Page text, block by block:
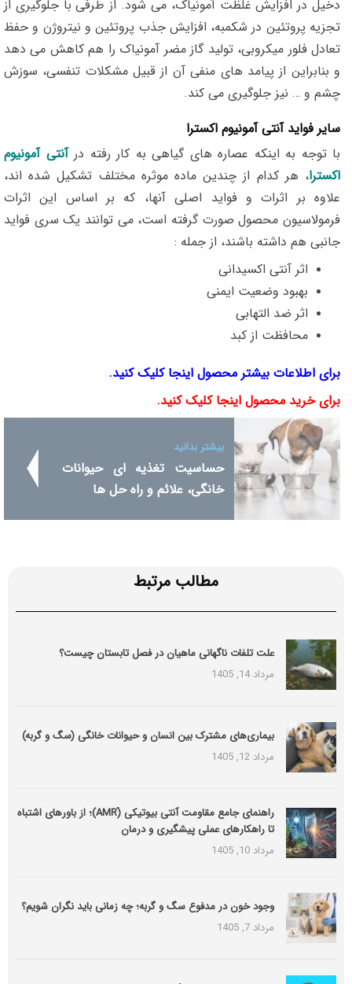
دخیل در افزایش غلظت آمونیاک، می شود. از طرفی با جلوگیری از
تجزیه پروتئین در شکمبه، افزایش جذب پروتئین و نیتروژن و حفظ
تعادل فلور میکروبی، تولید گاز مضر آمونیاک را هم کاهش می دهد
و بنابراین از پیامد های منفی آن از قبیل مشکلات تنفسی، سوزش
چشم و … نیز جلوگیری می کند.
سایر فواید آنتی آمونیوم اکسترا
با توجه به اینکه عصاره های گیاهی به کار رفته در آنتی آمونیوم
اکسترا، هر کدام از چندین ماده موثره مختلف تشکیل شده اند،
علاوه بر اثرات و فواید اصلی آنها، که بر اساس این اثرات
فرمولاسیون محصول صورت گرفته است، می توانند یک سری فواید
جانبی هم داشته باشند، از جمله :
اثر آنتی اکسیدانی
بهبود وضعیت ایمنی
اثر ضد التهابی
محافظت از کبد
برای اطلاعات بیشتر محصول اینجا کلیک کنید.
برای خرید محصول اینجا کلیک کنید.
بیشتر بدانید
حساسیت تغذیه ای حیوانات
خانگی، علائم و راه حل ها
مطالب مرتبط
علت تلفات ناگهانی ماهیان در فصل تابستان چیست؟
مرداد 14, 1405
بیماری‌های مشترک بین انسان و حیوانات خانگی (سگ و گربه)
مرداد 12, 1405
راهنمای جامع مقاومت آنتی بیوتیکی (َAMR)؛ از باورهای اشتباه
تا راهکارهای عملی پیشگیری و درمان
مرداد 10, 1405
وجود خون در مدفوع سگ و گربه؛ چه زمانی باید نگران شویم؟
مرداد 7, 1405